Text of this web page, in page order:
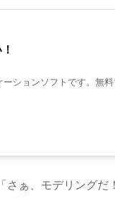
ションソフトです。無
ぁ、モデリングだ